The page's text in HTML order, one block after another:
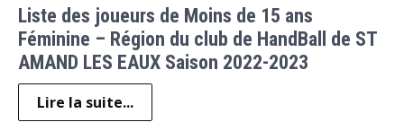
Liste des joueurs de Moins de 15 ans
Féminine – Région du club de HandBall de ST
AMAND LES EAUX Saison 2022-2023
Lire la suite...